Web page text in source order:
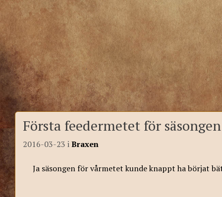
Första feedermetet för
2016-03-23 iBraxen
Ja säsongen för vårmetet kunde knappt ha börjat